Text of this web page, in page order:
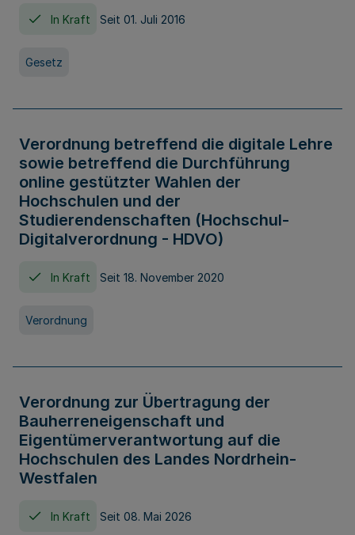
In Kraft Seit 01. Juli 2016
Gesetz
Verordnung betreffend die digitale Lehre
sowie betreffend die Durchführung
online gestützter Wahlen der
Hochschulen und der
Studierendenschaften (Hochschul-
Digitalverordnung - HDVO)
In Kraft Seit 18. November 2020
Verordnung
Verordnung zur Übertragung der
Bauherreneigenschaft und
Eigentümerverantwortung auf die
Hochschulen des Landes Nordrhein-
Westfalen
In Kraft Seit 08. Mai 2026